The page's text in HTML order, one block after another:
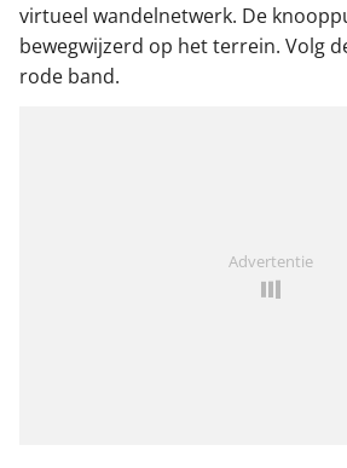
virtueel wandelnetwerk. De
bewegwijzerd op het terrein. Volg
rode band.
Advertentie